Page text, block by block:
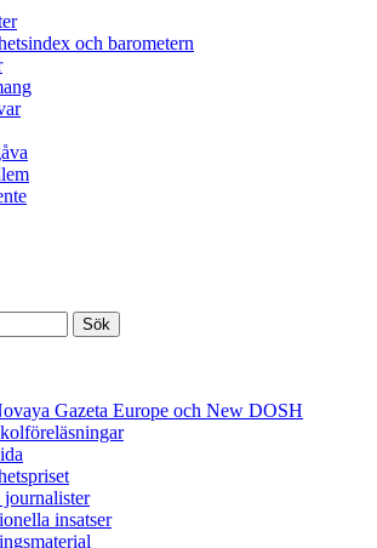
och barometern
Sök
Gazeta Europe och New DOSH
insatser